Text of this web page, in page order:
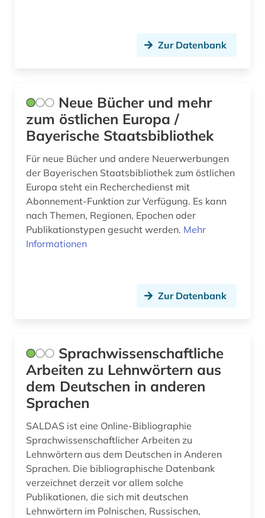
religion (2)
religiöse minderheit (1)
russisch-ukrainischer krieg (4)
russland (4)
schtetl (1)
schweden (1)
sprache (2)
sprachwissenschaft (1)
südosteuropa (6)
todesanzeige (1)
tschernobyl (2)
udssr (1)
Zur Datenbank
Neue Bücher und mehr
zum östlichen Europa /
Bayerische Staatsbibliothek
Für neue Bücher und andere Neuerwerbungen
der Bayerischen Staatsbibliothek zum östlichen
Europa steht ein Recherchedienst mit
Abonnement-Funktion zur Verfügung. Es kann
nach Themen, Regionen, Epochen oder
Publikationstypen gesucht werden. Mehr
Informationen
Zur Datenbank
Sprachwissenschaftliche
Arbeiten zu Lehnwörtern aus
dem Deutschen in anderen
Sprachen
SALDAS ist eine Online-Bibliographie
Sprachwissenschaftlicher Arbeiten zu
Lehnwörtern aus dem Deutschen in Anderen
Sprachen. Die bibliographische Datenbank
verzeichnet derzeit vor allem solche
Publikationen, die sich mit deutschen
Lehnwörtern im Polnischen, Russischen,